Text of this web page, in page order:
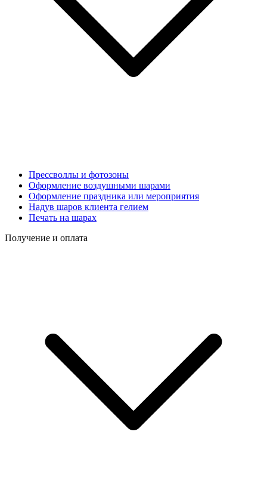
Прессволлы и фотозоны
Оформление воздушными шарами
Оформление праздника или мероприятия
Надув шаров клиента гелием
Печать на шарах
Получение и оплата